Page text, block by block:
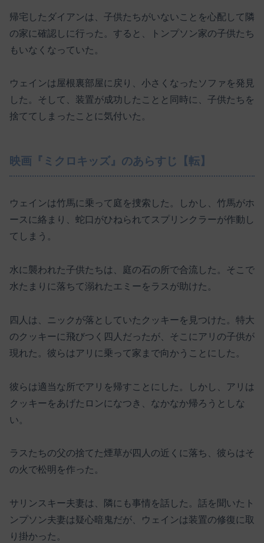
帰宅したダイアンは、子供たちがいないことを心配して隣
の家に確認しに行った。すると、トンプソン家の子供たち
もいなくなっていた。
ウェインは屋根裏部屋に戻り、小さくなったソファを発見
した。そして、装置が成功したことと同時に、子供たちを
捨ててしまったことに気付いた。
映画『ミクロキッズ』のあらすじ【転】
ウェインは竹馬に乗って庭を捜索した。しかし、竹馬がホ
ースに絡まり、蛇口がひねられてスプリンクラーが作動し
てしまう。
水に襲われた子供たちは、庭の石の所で合流した。そこで
水たまりに落ちて溺れたエミーをラスが助けた。
四人は、ニックが落としていたクッキーを見つけた。特大
のクッキーに飛びつく四人だったが、そこにアリの子供が
現れた。彼らはアリに乗って家まで向かうことにした。
彼らは適当な所でアリを帰すことにした。しかし、アリは
クッキーをあげたロンになつき、なかなか帰ろうとしな
い。
ラスたちの父の捨てた煙草が四人の近くに落ち、彼らはそ
の火で松明を作った。
サリンスキー夫妻は、隣にも事情を話した。話を聞いたト
ンプソン夫妻は疑心暗鬼だが、ウェインは装置の修復に取
り掛かった。